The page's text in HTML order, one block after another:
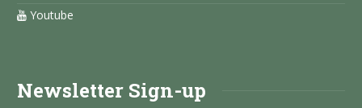
Youtube
Newsletter Sign-up